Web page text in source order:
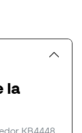
la
KB4448